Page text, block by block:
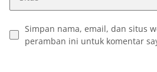
Simpan nama, email, dan situs
peramban ini untuk komentar